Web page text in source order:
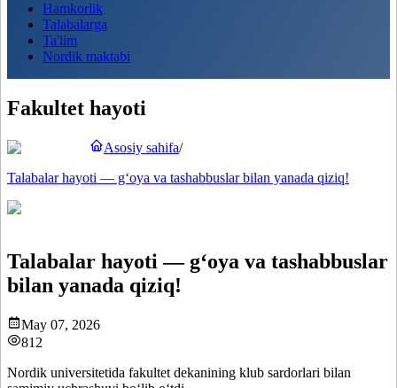
Hamkorlik
Talabalarga
Ta'lim
Nordik maktabi
Fakultet hayoti
Asosiy sahifa/
Talabalar hayoti — g‘oya va tashabbuslar bilan yanada qiziq!
Talabalar hayoti — g‘oya va tashabbuslar
bilan yanada qiziq!
May 07, 2026
812
Nordik universitetida fakultet dekanining klub sardorlari bilan